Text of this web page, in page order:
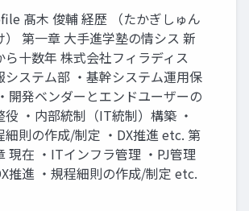
髙木 俊輔 経歴 （たかぎしゅん
） 第一章 大手進学塾の情シス 新
ら十数年 株式会社フィラディス
システム部 ・基幹システム運用保
開発ベンダーとエンドユーザーの
役 ・内部統制（IT統制）構築 ・
細則の作成/制定 ・DX推進 etc. 第
現在 ・ITインフラ管理 ・PJ管理
推進 ・規程細則の作成/制定 etc.